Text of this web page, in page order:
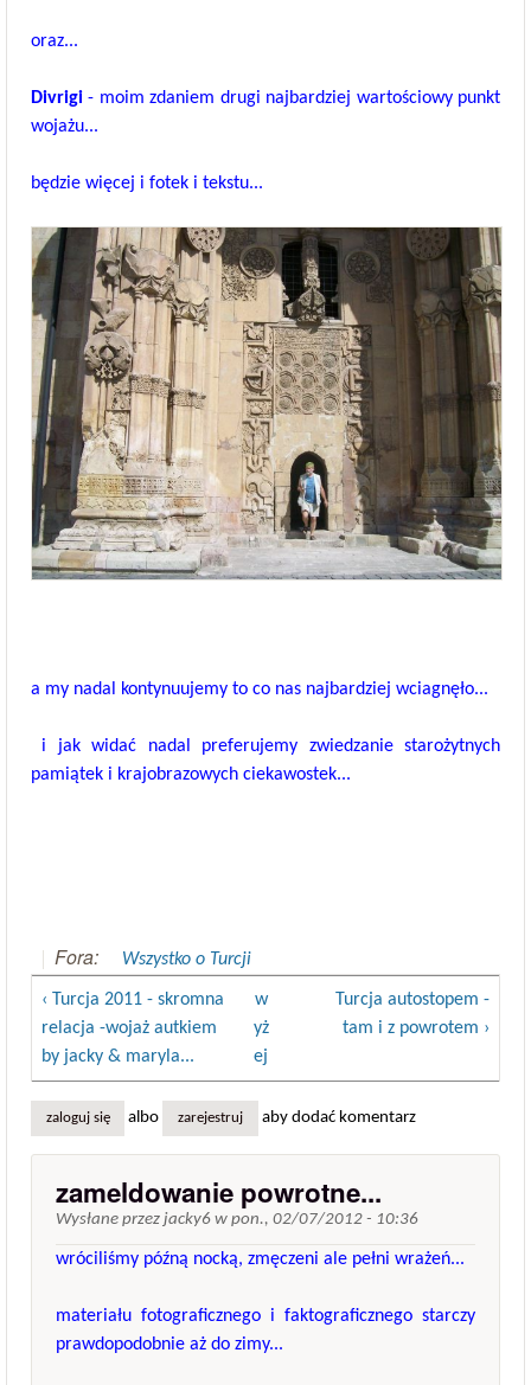
oraz...
Divrigi- moim zdaniem drugi najbardziej wartościowy punkt
wojażu...
będzie więcej i fotek i tekstu...
a my nadal kontynuujemy to co nas najbardziej wciagnęło...
i jak widać nadal preferujemy zwiedzanie starożytnych
pamiątek i krajobrazowych ciekawostek...
Fora: Wszystko o Turcji
‹ Turcja 2011 - skromna
relacja -wojaż autkiem
by jacky & maryla...
w
yż
ej
Turcja autostopem -
tam i z powrotem ›
zaloguj się albo zarejestruj aby dodać komentarz
zameldowanie powrotne...
Wysłane przez jacky6 w pon., 02/07/2012 - 10:36
wróciliśmy późną nocką, zmęczeni ale pełni wrażeń...
materiału fotograficznego i faktograficznego starczy
prawdopodobnie aż do zimy...